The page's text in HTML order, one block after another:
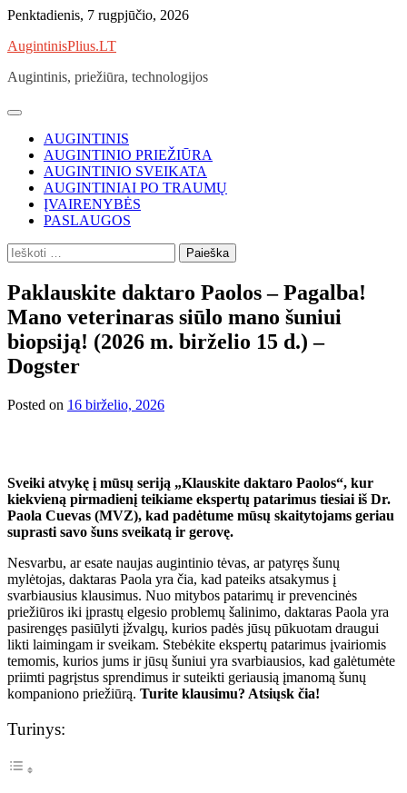
Skip
content
Penktadienis, 7 rugpjūčio, 2026
AugintinisPlius.LT
Augintinis, priežiūra, technologijos
AUGINTINIS
AUGINTINIO PRIEŽIŪRA
AUGINTINIO SVEIKATA
AUGINTINIAI PO TRAUMŲ
ĮVAIRENYBĖS
PASLAUGOS
Ieškoti:
Paklauskite daktaro Paolos – Pagalba!
Mano veterinaras siūlo mano šuniui
biopsiją! (2026 m. birželio 15 d.) –
Dogster
Posted on 16 birželio, 2026
Sveiki atvykę į mūsų seriją „Klauskite daktaro Paolos“, kur
kiekvieną pirmadienį teikiame ekspertų patarimus tiesiai iš Dr.
Paola Cuevas (MVZ), kad padėtume mūsų skaitytojams geriau
suprasti savo šuns sveikatą ir gerovę.
Nesvarbu, ar esate naujas augintinio tėvas, ar patyręs šunų
mylėtojas, daktaras Paola yra čia, kad pateiks atsakymus į
svarbiausius klausimus. Nuo mitybos patarimų ir prevencinės
priežiūros iki įprastų elgesio problemų šalinimo, daktaras Paola yra
pasirengęs pasiūlyti įžvalgų, kurios padės jūsų pūkuotam draugui
likti laimingam ir sveikam. Stebėkite ekspertų patarimus įvairiomis
temomis, kurios jums ir jūsų šuniui yra svarbiausios, kad galėtumėte
priimti pagrįstus sprendimus ir suteikti geriausią įmanomą šunų
kompaniono priežiūrą. ‎ Turite klausimu? Atsiųsk čia!
Turinys: